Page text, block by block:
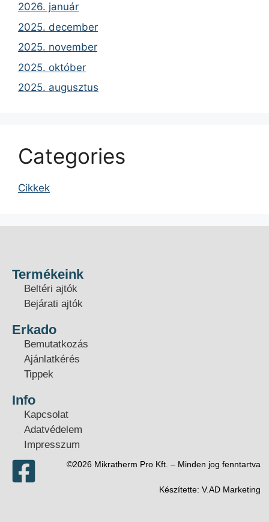
2026. január
2025. december
2025. november
2025. október
2025. augusztus
Categories
Cikkek
Termékeink
Beltéri ajtók
Bejárati ajtók
Erkado
Bemutatkozás
Ajánlatkérés
Tippek
Info
Kapcsolat
Adatvédelem
Impresszum
©2026 Mikratherm Pro Kft. – Minden jog fenntartva​
Készítette: V.AD Marketing